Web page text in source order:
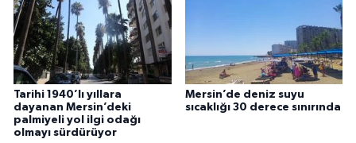
Tarihi 1940’lı yıllara
dayanan Mersin’deki
palmiyeli yol ilgi odağı
olmayı sürdürüyor
Mersin’de deniz suyu
sıcaklığı 30 derece sınırında